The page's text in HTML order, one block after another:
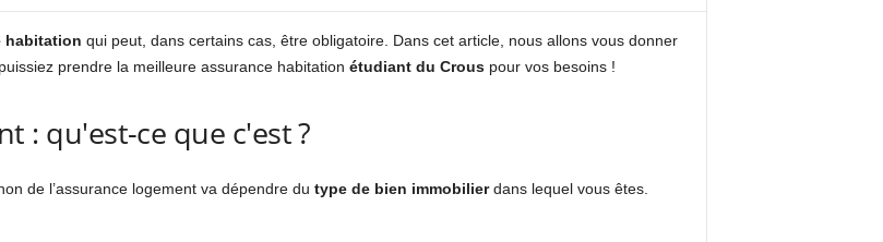
habitation qui peut, dans certains cas, être obligatoire. Dans cet article, nous allons vous donner
prendre la meilleure assurance habitation étudiant du Crouspour vos besoins !
: qu'est-ce que c'est ?
de l’assurance logement va dépendre du type de bien immobilierdans lequel vous êtes.